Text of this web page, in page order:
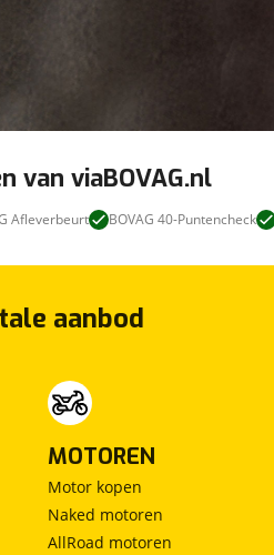
van viaBOVAG.nl
Afleverbeurt BOVAG 40-Puntencheck
aanbod
MOTOREN
Motor kopen
Naked motoren
AllRoad motoren